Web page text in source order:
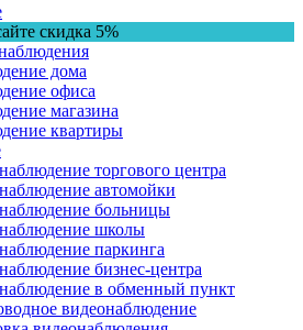
скидка 5%
дома
офиса
магазина
квартиры
торгового центра
автомойки
больницы
школы
паркинга
бизнес-центра
в обменный пункт
видеонаблюдение